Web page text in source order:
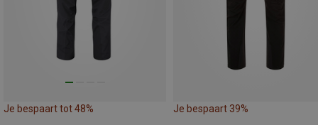
Je bespaart tot 48% Je bespaart 39%